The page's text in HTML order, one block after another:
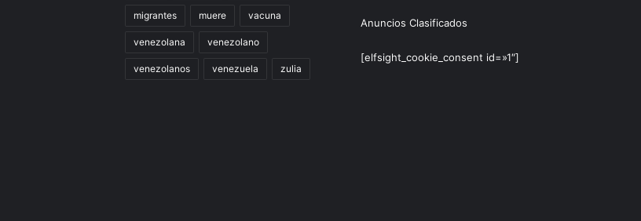
migrantes muere vacuna
venezolana venezolano
venezolanos venezuela zulia
Anuncios Clasificados
[elfsight_cookie_consent id=»1″]